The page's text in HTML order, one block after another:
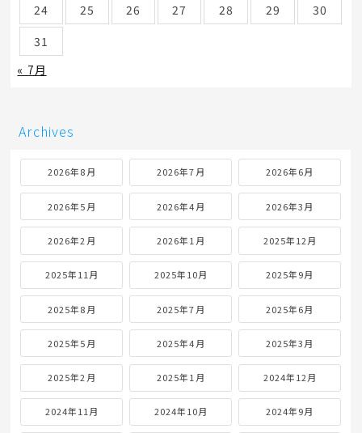
24
25 26 27 28 29
30
31
« 7月
Archives
2026年8月 2026年7月 2026年6月
2026年5月 2026年4月 2026年3月
2026年2月 2026年1月 2025年12月
2025年11月 2025年10月 2025年9月
2025年8月 2025年7月 2025年6月
2025年5月 2025年4月 2025年3月
2025年2月 2025年1月 2024年12月
2024年11月 2024年10月 2024年9月